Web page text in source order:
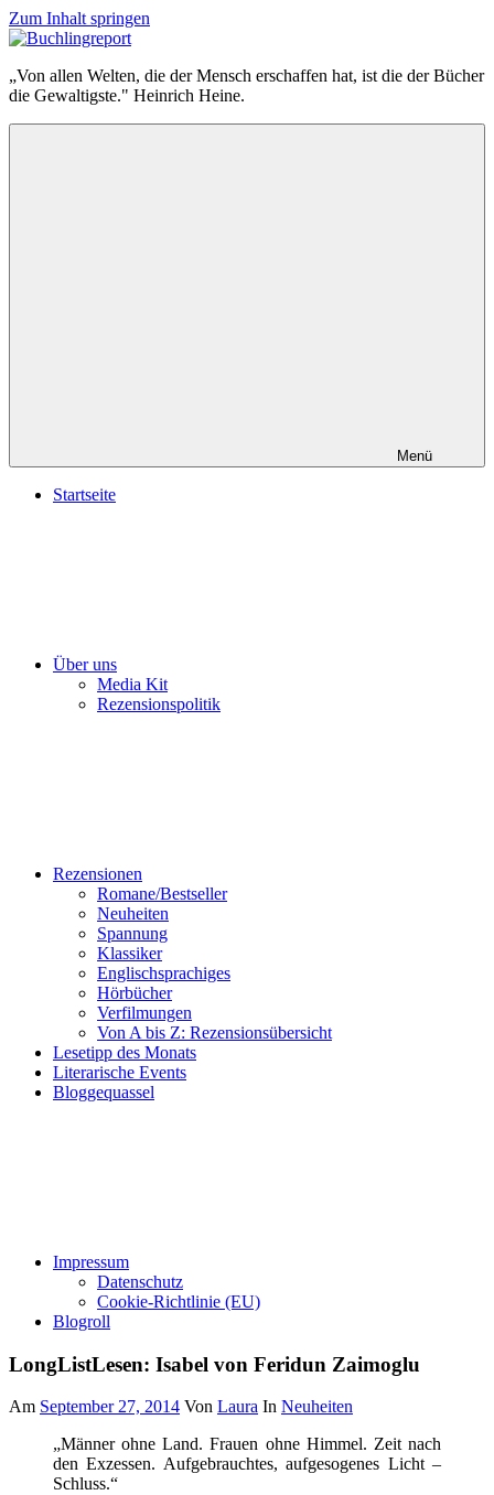
Zum Inhalt springen
Buchlingreport
„Von allen Welten, die der Mensch erschaffen hat, ist die der Bücher
die Gewaltigste." Heinrich Heine.
Menü
Startseite
Über uns
Media Kit
Rezensionspolitik
Rezensionen
Romane/Bestseller
Neuheiten
Spannung
Klassiker
Englischsprachiges
Hörbücher
Verfilmungen
Von A bis Z: Rezensionsübersicht
Lesetipp des Monats
Literarische Events
Bloggequassel
Impressum
Datenschutz
Cookie-Richtlinie (EU)
Blogroll
LongListLesen: Isabel von Feridun Zaimoglu
Am September 27, 2014 Von Laura In Neuheiten
„Männer ohne Land. Frauen ohne Himmel. Zeit nach
den Exzessen. Aufgebrauchtes, aufgesogenes Licht –
Schluss.“